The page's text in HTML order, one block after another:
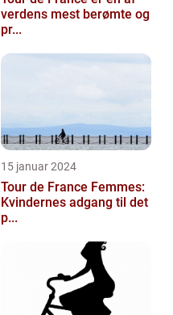
verdens mest berømte og
pr...
15 januar 2024
Tour de France Femmes:
Kvindernes adgang til det
p...